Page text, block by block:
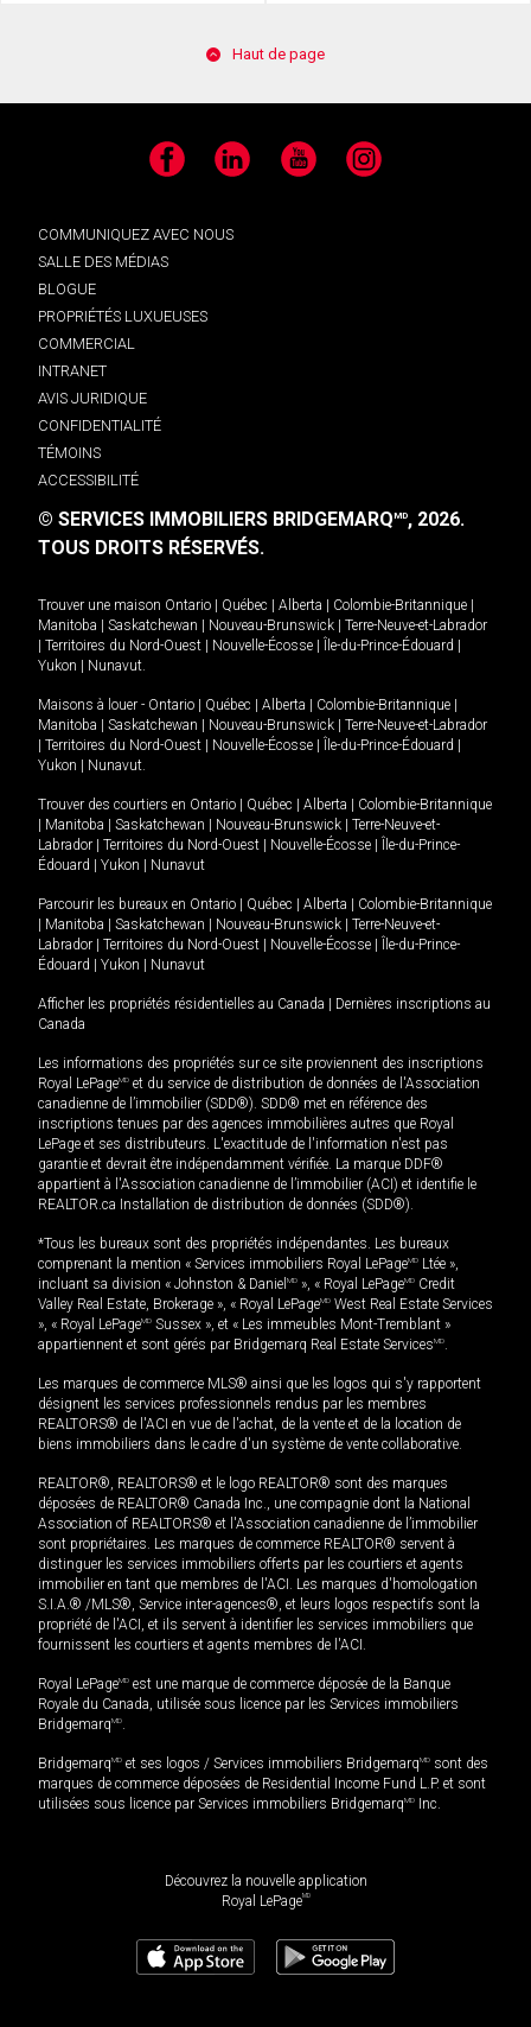
Haut de page
Facebook LinkedIn YouTube Instagram
COMMUNIQUEZ AVEC NOUS
SALLE DES MÉDIAS
BLOGUE
PROPRIÉTÉS LUXUEUSES
COMMERCIAL
INTRANET
AVIS JURIDIQUE
CONFIDENTIALITÉ
TÉMOINS
ACCESSIBILITÉ
© SERVICES IMMOBILIERS BRIDGEMARQMD, 2026.
TOUS DROITS RÉSERVÉS.
Trouver une maison Ontario Québec Alberta Colombie-Britannique
Manitoba
Saskatchewan Nouveau-Brunswick
Terre-Neuve-et-Labrador
Territoires du Nord-Ouest Nouvelle-Écosse Île-du-Prince-Édouard
Yukon
Nunavut.
Maisons à louer - Ontario Québec Alberta Colombie-Britannique
Manitoba
Saskatchewan Nouveau-Brunswick
Terre-Neuve-et-Labrador
Territoires du Nord-Ouest Nouvelle-Écosse Île-du-Prince-Édouard
Yukon
Nunavut.
Trouver des courtiers en Ontario Québec Alberta
Colombie-Britannique
Manitoba Saskatchewan Nouveau-Brunswick
Terre-Neuve-et-
Labrador
Territoires du Nord-Ouest Nouvelle-Écosse
Île-du-Prince-
Édouard
Yukon Nunavut
Parcourir les bureaux en Ontario Québec Alberta
Colombie-Britannique
Manitoba Saskatchewan Nouveau-Brunswick
Terre-Neuve-et-
Labrador
Territoires du Nord-Ouest Nouvelle-Écosse
Île-du-Prince-
Édouard
Yukon Nunavut
Afficher les propriétés résidentielles au Canada
Dernières inscriptions au
Canada
Les informations des propriétés sur ce site proviennent des inscriptions
Royal LePageMD et du service de distribution de données de l'Association
canadienne de l’immobilier (SDD®). SDD® met en référence des
inscriptions tenues par des agences immobilières autres que Royal
LePage et ses distributeurs. L'exactitude de l'information n'est pas
garantie et devrait être indépendamment vérifiée. La marque DDF®
appartient à l'Association canadienne de l’immobilier (ACI) et identifie le
REALTOR.ca Installation de distribution de données (SDD®).
*Tous les bureaux sont des propriétés indépendantes. Les bureaux
comprenant la mention « Services immobiliers Royal LePageMD Ltée »,
incluant sa division « Johnston & Daniel MD », « Royal LePageMD Credit
Valley Real Estate, Brokerage », « Royal LePageMD West Real Estate Services
», « Royal LePageMD Sussex », et « Les immeubles Mont-Tremblant »
appartiennent et sont gérés par Bridgemarq Real Estate ServicesMD.
Les marques de commerce MLS® ainsi que les logos qui s'y rapportent
désignent les services professionnels rendus par les membres
REALTORS® de l'ACI en vue de l'achat, de la vente et de la location de
biens immobiliers dans le cadre d'un système de vente collaborative.
REALTOR®, REALTORS® et le logo REALTOR® sont des marques
déposées de REALTOR® Canada Inc., une compagnie dont la National
Association of REALTORS® et l'Association canadienne de l’immobilier
sont propriétaires. Les marques de commerce REALTOR® servent à
distinguer les services immobiliers offerts par les courtiers et agents
immobilier en tant que membres de l'ACI. Les marques d'homologation
S.I.A.® /MLS®, Service inter-agences®, et leurs logos respectifs sont la
propriété de l'ACI, et ils servent à identifier les services immobiliers que
fournissent les courtiers et agents membres de l'ACI.
Royal LePageMD est une marque de commerce déposée de la Banque
Royale du Canada, utilisée sous licence par les Services immobiliers
BridgemarqMD.
BridgemarqMD et ses logos / Services immobiliers BridgemarqMD sont des
marques de commerce déposées de Residential Income Fund L.P. et sont
utilisées sous licence par Services immobiliers BridgemarqMD Inc.
Découvrez la nouvelle application
Royal LePageMD